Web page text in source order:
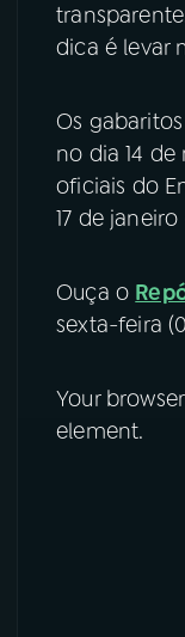
dica é levar
Os
no dia 14
oficiais do
17 de janeiro
Ouça o
sexta-feira
Your
element.